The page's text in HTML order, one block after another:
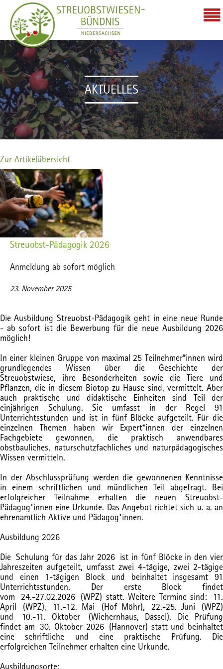
AKTUELLES
Zur Artikelübersicht
Streuobst-Pädagogik 2026
Anmeldung ab sofort möglich
23. November 2025
Die Ausbildung Streuobst-Pädagogik geht in eine neue Runde
- ab sofort ist die Bewerbung für die neue Ausbildung 2026
möglich!
In einer kleinen Gruppe von maximal 25 Teilnehmer*innen wird
grundlegendes Wissen über die Geschichte der
Streuobstwiese, ihre Besonderheiten sowie die Tiere und
Pflanzen, die in diesem Biotop zu Hause sind, vermittelt. Aber
auch praktische und didaktische Einheiten sind Teil der
einjährigen Schulung. Sie umfasst in der Regel 91
Unterrichtsstunden und ist in fünf Blöcke aufgeteilt. Für die
einzelnen Themen haben wir Expert*innen der einzelnen
Fachgebiete gewonnen, die praktisch anwendbares
obstbauliches, naturschutzfachliches und naturpädagogisches
Wissen vermitteln.
In der Abschlussprüfung werden die gewonnenen Kenntnisse
in einem schriftlichen und mündlichen Teil abgefragt. Bei
erfolgreicher Teilnahme erhalten die neuen Streuobst-
Pädagog*innen eine Urkunde. Das Angebot richtet sich u. a. an
ehrenamtlich Aktive und Pädagog*innen.
Ausbildung 2026
Die Schulung für das Jahr 2026 ist in fünf Blöcke in den vier
Jahreszeiten aufgeteilt, umfasst zwei 4-tägige, zwei 2-tägige
und einen 1-tägigen Block und beinhaltet insgesamt 91
Unterrichtsstunden. Der erste Block findet
vom 24.-27.02.2026 (WPZ) statt. Weitere Termine sind: 11.
April (WPZ), 11.-12. Mai (Hof Möhr), 22.-25. Juni (WPZ)
und 10.-11. Oktober (Wichernhaus, Dassel). Die Prüfung
findet am 30. Oktober 2026 (Hannover) statt und beinhaltet
eine schriftliche und eine praktische Prüfung. Die
erfolgreichen Teilnehmer erhalten eine Urkunde.
Ausbildungsorte: